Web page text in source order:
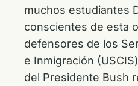
muchos estudiantes
conscientes de esta
defensores de los
e Inmigración
del Presidente Bush